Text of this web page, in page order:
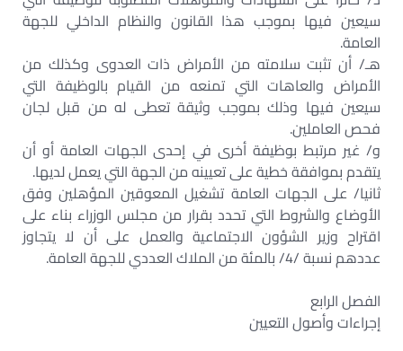
سيعين فيها بموجب هذا القانون والنظام الداخلي للجهة
العامة.
هـ/ أن تثبت سلامته من الأمراض ذات العدوى وكذلك من
الأمراض والعاهات التي تمنعه من القيام بالوظيفة التي
سيعين فيها وذلك بموجب وثيقة تعطى له من قبل لجان
فحص العاملين.
و/ غير مرتبط بوظيفة أخرى في إحدى الجهات العامة أو أن
يتقدم بموافقة خطية على تعيينه من الجهة التي يعمل لديها.
ثانيا/ على الجهات العامة تشغيل المعوقين المؤهلين وفق
الأوضاع والشروط التي تحدد بقرار من مجلس الوزراء بناء على
اقتراح وزير الشؤون الاجتماعية والعمل على أن لا يتجاوز
عددهم نسبة /4/ بالمئة من الملاك العددي للجهة العامة.
الفصل الرابع
إجراءات وأصول التعيين